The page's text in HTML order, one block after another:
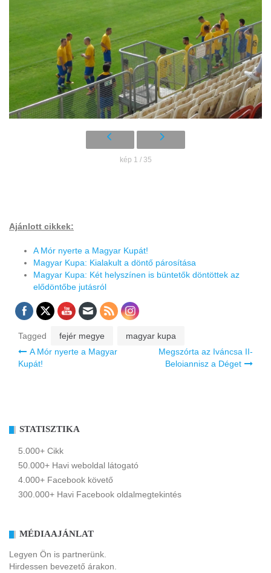
kép 1 / 35
Ajánlott cikkek:
A Mór nyerte a Magyar Kupát!
Magyar Kupa: Kialakult a döntő párosítása
Magyar Kupa: Két helyszínen is büntetők döntöttek az
elődöntőbe jutásról
Tagged fejér megye magyar kupa
Bejegyzés
navigáció
A Mór nyerte a Magyar
Kupát!
Megszórta az Iváncsa II-
Beloiannisz a Déget
STATISZTIKA
5.000+ Cikk
50.000+ Havi weboldal látogató
4.000+ Facebook követő
300.000+ Havi Facebook oldalmegtekintés
MÉDIAAJÁNLAT
Legyen Ön is partnerünk.
Hirdessen bevezető árakon.